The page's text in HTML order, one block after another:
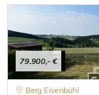
79.900,- €
Berg Eisenbühl